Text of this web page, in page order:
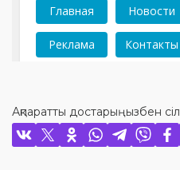
Ақпаратты достарыңызбен